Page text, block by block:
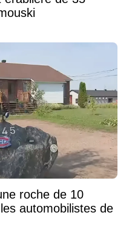
roche de 10
automobilistes de